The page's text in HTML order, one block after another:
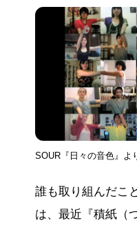
SOUR『日々の音色』よ
誰も取り組んだこ
は、最近『積紙（